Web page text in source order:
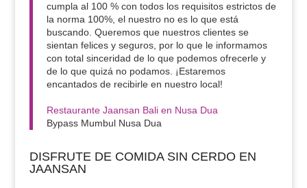
cumpla al 100 % con todos los requisitos estrictos de
la norma 100%, el nuestro no es lo que está
buscando. Queremos que nuestros clientes se
sientan felices y seguros, por lo que le informamos
con total sinceridad de lo que podemos ofrecerle y
de lo que quizá no podamos. ¡Estaremos
encantados de recibirle en nuestro local!
Restaurante Jaansan Bali en Nusa Dua
Bypass Mumbul Nusa Dua
DISFRUTE DE COMIDA SIN CERDO EN
JAANSAN